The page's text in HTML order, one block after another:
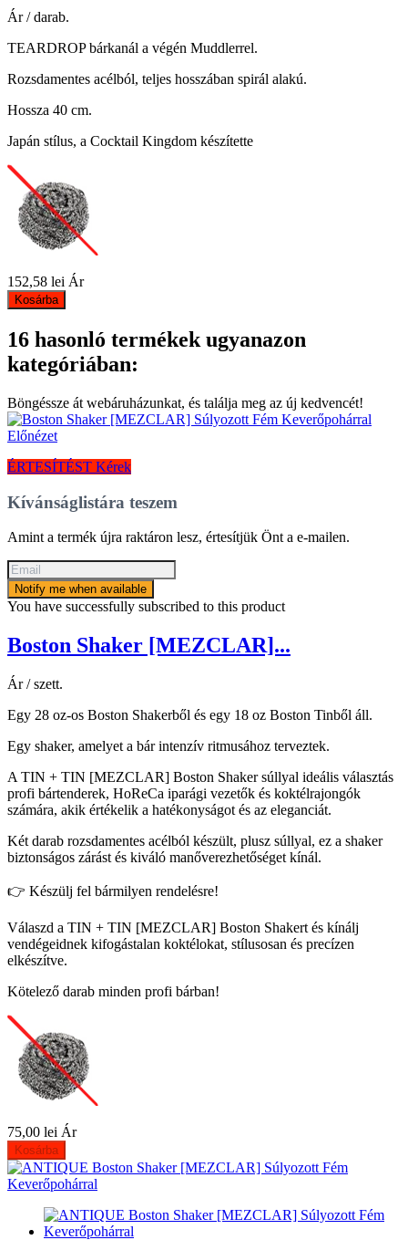
Ár / darab.
TEARDROP bárkanál a végén Muddlerrel.
Rozsdamentes acélból, teljes hosszában spirál alakú.
Hossza 40 cm.
Japán stílus, a Cocktail Kingdom készítette
152,58 lei Ár
Kosárba
16 hasonló termékek ugyanazon
kategóriában:
Böngéssze át webáruházunkat, és találja meg az új kedvencét!
Előnézet
ÉRTESÍTÉST Kérek
Kívánságlistára teszem
Amint a termék újra raktáron lesz, értesítjük Önt a e-mailen.
Notify me when available
You have successfully subscribed to this product
Boston Shaker [MEZCLAR]...
Ár / szett.
Egy 28 oz-os Boston Shakerből és egy 18 oz Boston Tinből áll.
Egy shaker, amelyet a bár intenzív ritmusához terveztek.
A TIN + TIN [MEZCLAR] Boston Shaker súllyal ideális választás
profi bártenderek, HoReCa iparági vezetők és koktélrajongók
számára, akik értékelik a hatékonyságot és az eleganciát.
Két darab rozsdamentes acélból készült, plusz súllyal, ez a shaker
biztonságos zárást és kiváló manőverezhetőséget kínál.
👉 Készülj fel bármilyen rendelésre!
Válaszd a TIN + TIN [MEZCLAR] Boston Shakert és kínálj
vendégeidnek kifogástalan koktélokat, stílusosan és precízen
elkészítve.
Kötelező darab minden profi bárban!
75,00 lei Ár
Kosárba